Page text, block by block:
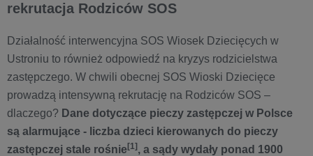
rekrutacja Rodziców SOS
Działalność interwencyjna SOS Wiosek Dziecięcych w
Ustroniu to również odpowiedź na kryzys rodzicielstwa
zastępczego. W chwili obecnej SOS Wioski Dziecięce
prowadzą intensywną rekrutację na Rodziców SOS –
dlaczego? Dane dotyczące pieczy zastępczej w Polsce
są alarmujące - liczba dzieci kierowanych do pieczy
zastępczej stale rośnie[1] , a sądy wydały ponad 1900